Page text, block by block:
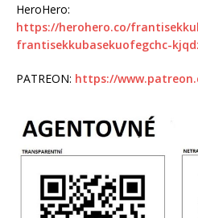
HeroHero:
https://herohero.co/
frantisekkubasekuofegchc-
PATREON: https://